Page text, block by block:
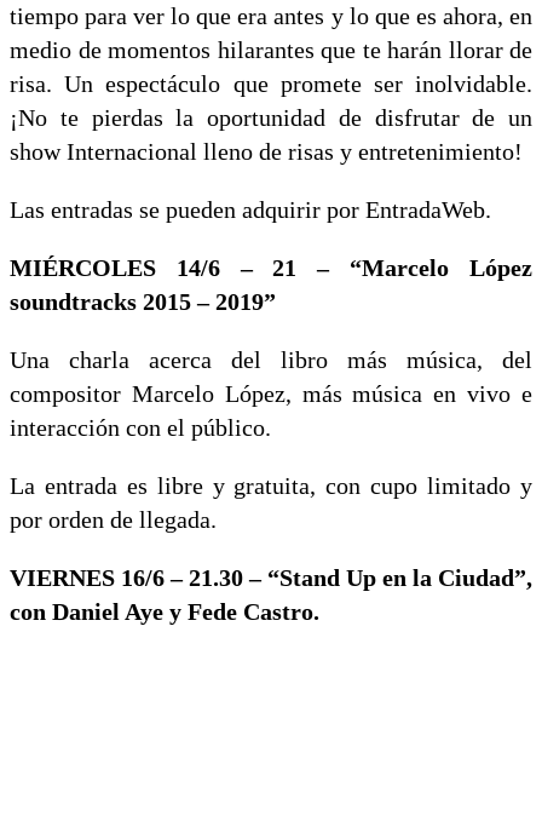
tiempo para ver lo que era antes y lo que es ahora, en
medio de momentos hilarantes que te harán llorar de
risa. Un espectáculo que promete ser inolvidable.
¡No te pierdas la oportunidad de disfrutar de un
show Internacional lleno de risas y entretenimiento!
Las entradas se pueden adquirir por EntradaWeb.
MIÉRCOLES 14/6 – 21 – “Marcelo López
soundtracks 2015 – 2019”
Una charla acerca del libro más música, del
compositor Marcelo López, más música en vivo e
interacción con el público.
La entrada es libre y gratuita, con cupo limitado y
por orden de llegada.
VIERNES 16/6 – 21.30 – “Stand Up en la Ciudad”,
con Daniel Aye y Fede Castro.